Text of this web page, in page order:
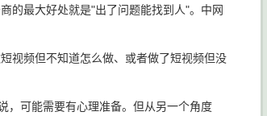
的最大好处就是"出了问题能找到人"。中网
视频但不知道怎么做、或者做了短视频但没
，可能需要有心理准备。但从另一个角度